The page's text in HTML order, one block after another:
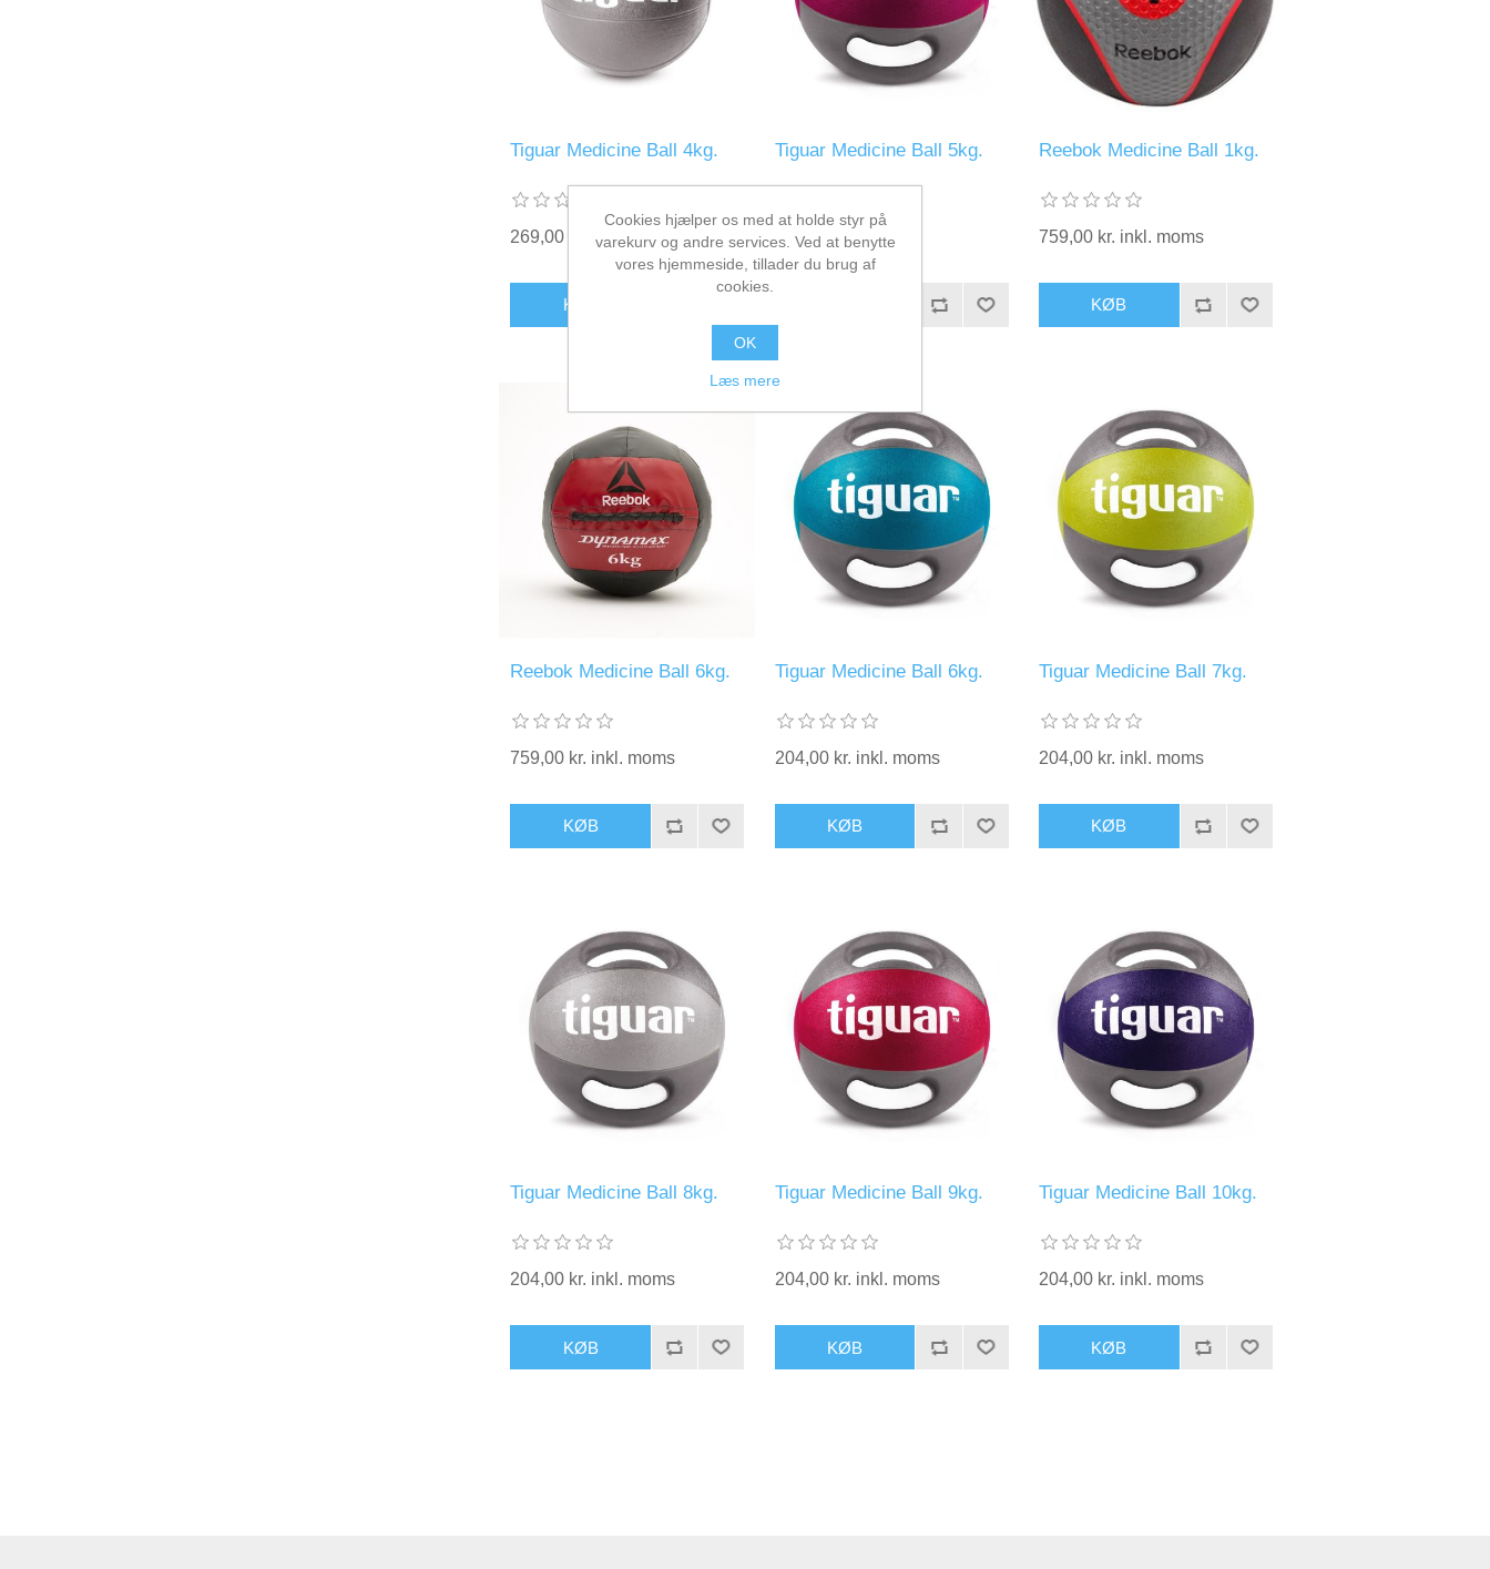
Tiguar Medicine Ball 4kg.
269,00 kr. inkl. moms
KØB
Tiguar Medicine Ball 5kg.
0,00 kr. inkl. moms
Reebok Medicine Ball 1kg.
759,00 kr. inkl. moms
KØB
Reebok Medicine Ball 6kg.
759,00 kr. inkl. moms
KØB
Tiguar Medicine Ball 6kg.
204,00 kr. inkl. moms
KØB
Tiguar Medicine Ball 7kg.
204,00 kr. inkl. moms
KØB
Tiguar Medicine Ball 8kg.
204,00 kr. inkl. moms
KØB
Tiguar Medicine Ball 9kg.
204,00 kr. inkl. moms
KØB
Tiguar Medicine Ball 10kg.
204,00 kr. inkl. moms
KØB
Cookies hjælper os med at holde styr på
varekurv og andre services. Ved at benytte
vores hjemmeside, tillader du brug af
cookies.
OK
Læs mere